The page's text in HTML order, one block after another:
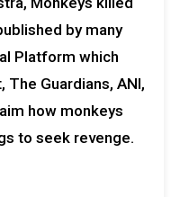
by many
Platform which
Guardians, ANI,
how monkeys
to seek revenge.